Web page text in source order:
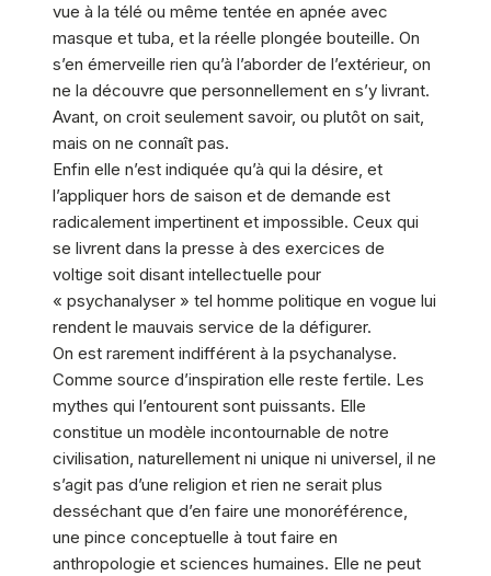
vue à la télé ou même tentée en apnée avec
masque et tuba, et la réelle plongée bouteille. On
s’en émerveille rien qu’à l’aborder de l’extérieur, on
ne la découvre que personnellement en s’y livrant.
Avant, on croit seulement savoir, ou plutôt on sait,
mais on ne connaît pas.
Enfin elle n’est indiquée qu’à qui la désire, et
l’appliquer hors de saison et de demande est
radicalement impertinent et impossible. Ceux qui
se livrent dans la presse à des exercices de
voltige soit disant intellectuelle pour
« psychanalyser » tel homme politique en vogue lui
rendent le mauvais service de la défigurer.
On est rarement indifférent à la psychanalyse.
Comme source d’inspiration elle reste fertile. Les
mythes qui l’entourent sont puissants. Elle
constitue un modèle incontournable de notre
civilisation, naturellement ni unique ni universel, il ne
s’agit pas d’une religion et rien ne serait plus
desséchant que d’en faire une monoréférence,
une pince conceptuelle à tout faire en
anthropologie et sciences humaines. Elle ne peut